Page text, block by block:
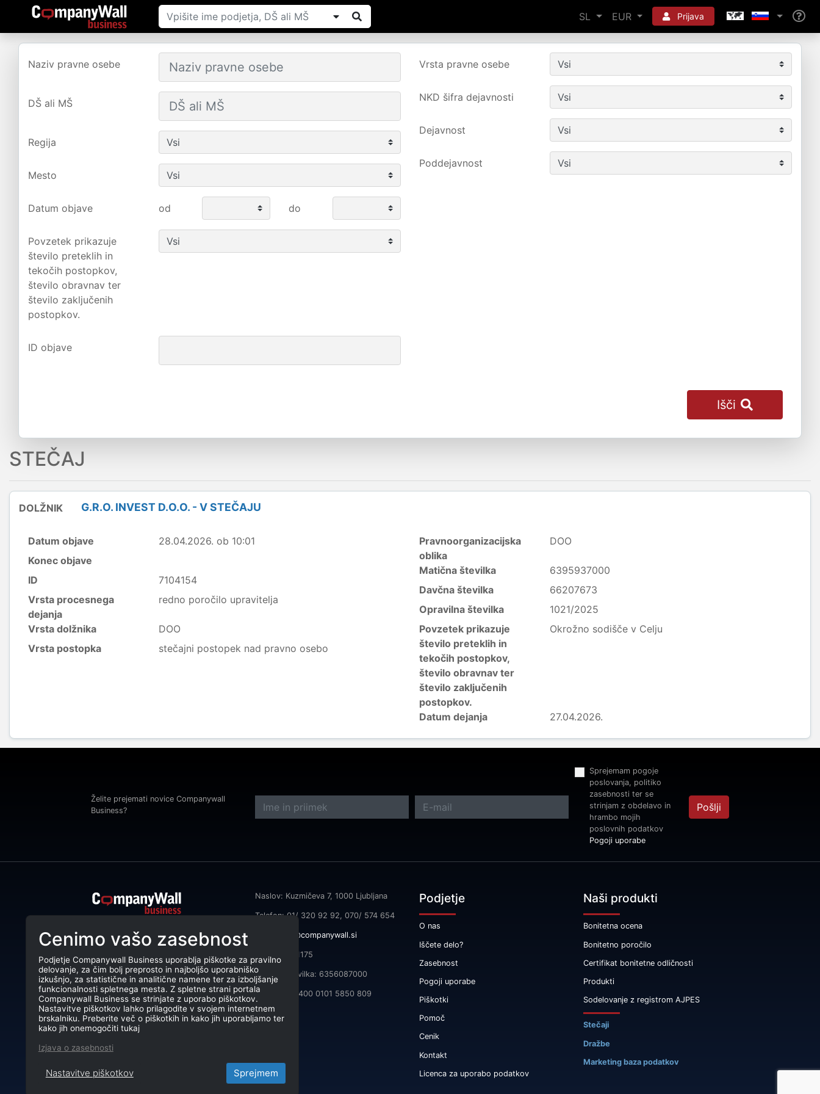
SL EUR Prijava
Naziv pravne osebe
DŠ ali MŠ
Regija
Mesto
Vrsta pravne osebe
NKD šifra dejavnosti
Dejavnost
Poddejavnost
Datum objave od do
Povzetek prikazuje
število preteklih in
tekočih postopkov,
število obravnav ter
število zaključenih
postopkov.
ID objave
Išči
STEČAJ
DOLŽNIK G.R.O. INVEST D.O.O. - V STEČAJU
Datum objave
28.04.2026. ob 10:01
Konec objave
ID
7104154
Vrsta procesnega
dejanja
redno poročilo upravitelja
Vrsta dolžnika
DOO
Vrsta postopka
stečajni postopek nad pravno osebo
Pravnoorganizacijska
oblika
DOO
Matična številka
6395937000
Davčna številka
66207673
Opravilna številka
1021/2025
Povzetek prikazuje
število preteklih in
tekočih postopkov,
število obravnav ter
število zaključenih
postopkov.
Okrožno sodišče v Celju
Datum dejanja 27.04.2026.
Želite prejemati novice Companywall
Business?
Sprejemam pogoje
poslovanja, politiko
zasebnosti ter se
strinjam z obdelavo in
hrambo mojih
poslovnih podatkov
Pogoji uporabe
Pošlji
podjetjem pomaga izboljšati
poslovanje z iskanjem in povezovanjem
strank.
CompanyWall Business © 2026
Naslov: Kuzmičeva 7, 1000 Ljubljana
Telefon: 01/ 320 92 92, 070/ 574 654
info@companywall.si
DŠ: SI55591175
Matična številka: 6356087000
TRR: SI56 3400 0101 5850 809
Podjetje
O nas
Iščete delo?
Zasebnost
Pogoji uporabe
Piškotki
Pomoč
Cenik
Kontakt
Licenca za uporabo podatkov
Naši produkti
Bonitetna ocena
Bonitetno poročilo
Certifikat bonitetne odličnosti
Produkti
Sodelovanje z registrom AJPES
Stečaji
Dražbe
Marketing baza podatkov
Cenimo vašo zasebnost
Podjetje Companywall Business uporablja piškotke za pravilno
delovanje, za čim bolj preprosto in najboljšo uporabniško
izkušnjo, za statistične in analitične namene ter za izboljšanje
funkcionalnosti spletnega mesta. Z spletne strani portala
Companywall Business se strinjate z uporabo piškotkov.
Nastavitve piškotkov lahko prilagodite v svojem internetnem
brskalniku. Preberite več o piškotkih in kako jih uporabljamo ter
kako jih onemogočiti tukaj
Izjava o zasebnosti
Nastavitve piškotkov Sprejmem